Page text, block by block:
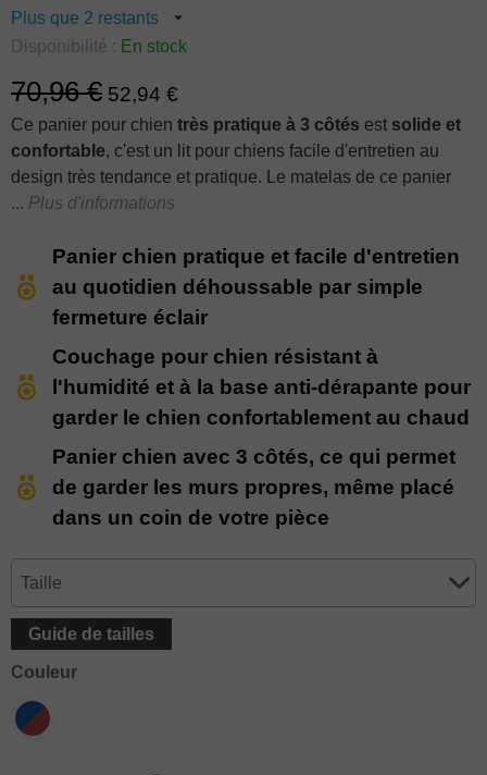
Plus que 2 restants
Nom du produit
Panier pour chien Benetton déhoussable et
lavable pour couchage chien,
Disponibilité : En stock
70,96 € 52,94 €
Ce panier pour chien très pratique à 3 côtés est solide et
confortable, c'est un lit pour chiens facile d'entretien au
design très tendance et pratique. Le matelas de ce panier
chien est dense et épais pour un confort assuré pour votre
quotidien : elles'ouvre par fermeture éclair très facilement
pour s'enfiler et se ôter sans efforts sur le coussin de
rembourrage. Grâce à ses 2 tailles, ce panier pour chien
soit un panier pour chien de toutes races petites à
moyennes.
Plus d'informations
Panier chien pratique et facile d'entretien
au quotidien déhoussable par simple
fermeture éclair
Couchage pour chien résistant à
l'humidité et à la base anti-dérapante pour
garder le chien confortablement au chaud
Panier chien avec 3 côtés, ce qui permet
de garder les murs propres, même placé
dans un coin de votre pièce
Guide de tailles
Couleur